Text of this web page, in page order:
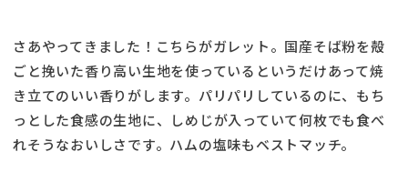
さあやってきました！こちらがガレット。国産そば粉を殻
ごと挽いた香り高い生地を使っているというだけあって焼
き立てのいい香りがします。パリパリしているのに、もち
っとした食感の生地に、しめじが入っていて何枚でも食べ
れそうなおいしさです。ハムの塩味もベストマッチ。